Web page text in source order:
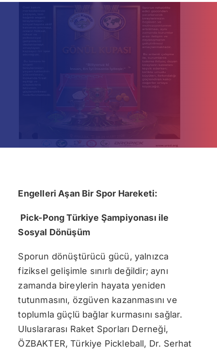
İletişim
Engelleri Aşan Bir Spor Hareketi:
Pick-Pong Türkiye Şampiyonası ile
Sosyal Dönüşüm
Sporun dönüştürücü gücü, yalnızca
fiziksel gelişimle sınırlı değildir; aynı
zamanda bireylerin hayata yeniden
tutunmasını, özgüven kazanmasını ve
toplumla güçlü bağlar kurmasını sağlar.
Uluslararası Raket Sporları Derneği,
ÖZBAKTER, Türkiye Pickleball, Dr. Serhat